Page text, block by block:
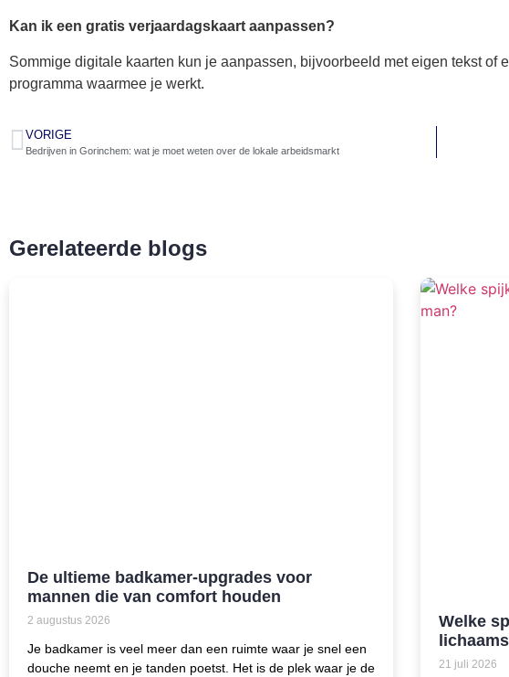
Kan ik een gratis verjaardagskaart aanpassen?
Sommige digitale kaarten kun je aanpassen, bijvoorbeeld met eigen tekst of
programma waarmee je werkt.
VORIGE
Bedrijven in Gorinchem: wat je moet weten over de lokale arbeidsmarkt
Gerelateerde blogs
De ultieme badkamer-upgrades voor
mannen die van comfort houden
2 augustus 2026
Je badkamer is veel meer dan een ruimte waar je snel een
douche neemt en je tanden poetst. Het is de plek waar je de
Welke
21 juli 2026